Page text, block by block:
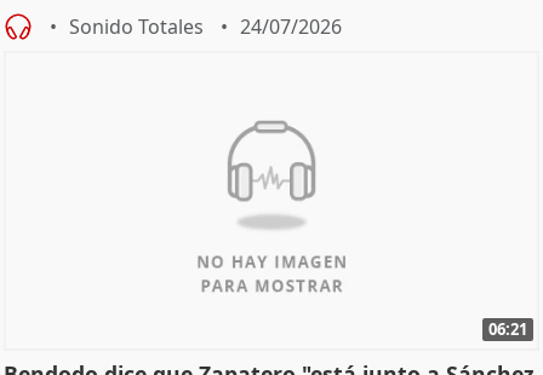
Sonido Totales 24/07/2026
06:21